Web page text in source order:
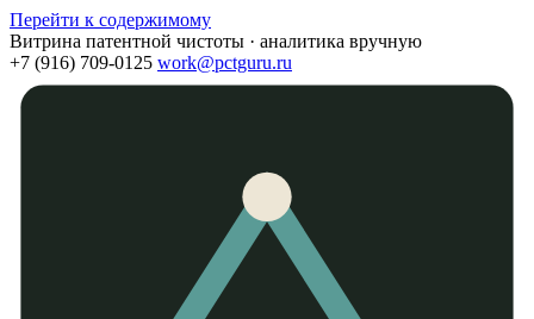
Перейти к содержимому
Витрина патентной чистоты · аналитика вручную
+7 (916) 709-0125 work@pctguru.ru